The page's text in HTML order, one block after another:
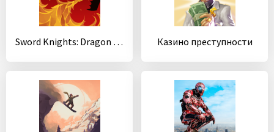
Sword Knights: Dragon Hunter (idle rpg) Казино преступности